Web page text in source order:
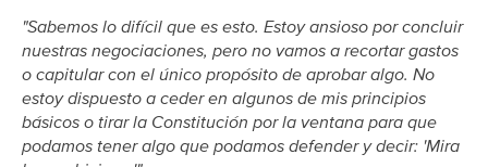
"Sabemos lo difícil que es esto. Estoy ansioso por concluir
nuestras negociaciones, pero no vamos a recortar gastos
o capitular con el único propósito de aprobar algo. No
estoy dispuesto a ceder en algunos de mis principios
básicos o tirar la Constitución por la ventana para que
podamos tener algo que podamos defender y decir: 'Mira